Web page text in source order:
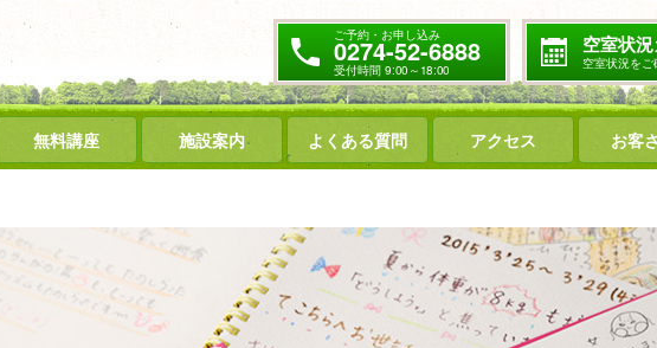
ご予約・お申し込み
0274-52-6888
受付時間 9:00～18:00
空室状
空室状況を
無料講座 施設案内 よくある質問 アクセス お客